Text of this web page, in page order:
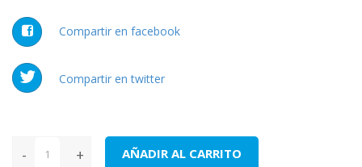
Compartir en facebook
Compartir en twitter
- + AÑADIR AL CARRITO